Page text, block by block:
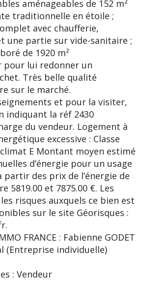
aménageables de 152 m²
traditionnelle en étoile ;
avec chaufferie,
une partie sur vide-sanitaire ;
de 1920 m²
pour lui redonner un
Très belle qualité
sur le marché.
et pour la visiter,
indiquant la réf 2430
du vendeur. Logement à
excessive : Classe
E Montant moyen estimé
d’énergie pour un usage
des prix de l’énergie de
5819.00 et 7875.00 €. Les
risques auxquels ce bien est
sur le site Géorisques :
FRANCE : Fabienne GODET
(Entreprise individuelle)
: Vendeur